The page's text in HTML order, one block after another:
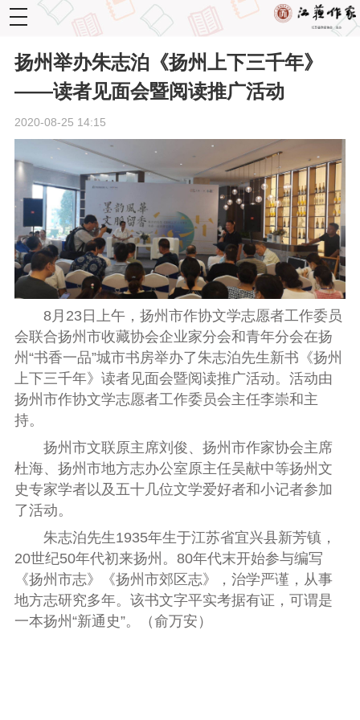
toggle
navigation
扬州举办朱志泊《扬州上下三千年》
——读者见面会暨阅读推广活动
2020-08-25 14:15
8月23日上午，扬州市作协文学志愿者工作委员
会联合扬州市收藏协会企业家分会和青年分会在扬
州“书香一品”城市书房举办了朱志泊先生新书《扬州
上下三千年》读者见面会暨阅读推广活动。活动由
扬州市作协文学志愿者工作委员会主任李崇和主
持。
扬州市文联原主席刘俊、扬州市作家协会主席
杜海、扬州市地方志办公室原主任吴献中等扬州文
史专家学者以及五十几位文学爱好者和小记者参加
了活动。
朱志泊先生1935年生于江苏省宜兴县新芳镇，
20世纪50年代初来扬州。80年代末开始参与编写
《扬州市志》《扬州市郊区志》，治学严谨，从事
地方志研究多年。该书文字平实考据有证，可谓是
一本扬州“新通史”。（俞万安）